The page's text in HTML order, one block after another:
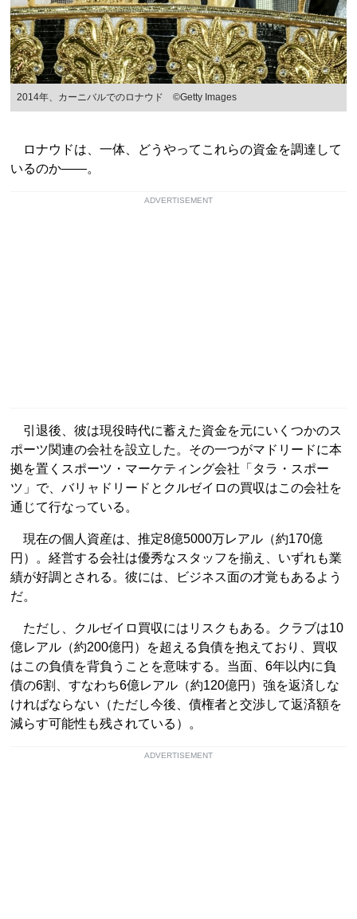
2014年、カーニバルでのロナウド ©Getty Images
ロナウドは、一体、どうやってこれらの資金を調達して
いるのか――。
ADVERTISEMENT
引退後、彼は現役時代に蓄えた資金を元にいくつかのス
ポーツ関連の会社を設立した。その一つがマドリードに本
拠を置くスポーツ・マーケティング会社「タラ・スポー
ツ」で、バリャドリードとクルゼイロの買収はこの会社を
通じて行なっている。
現在の個人資産は、推定8億5000万レアル（約170億
円）。経営する会社は優秀なスタッフを揃え、いずれも業
績が好調とされる。彼には、ビジネス面の才覚もあるよう
だ。
ただし、クルゼイロ買収にはリスクもある。クラブは10
億レアル（約200億円）を超える負債を抱えており、買収
はこの負債を背負うことを意味する。当面、6年以内に負
債の6割、すなわち6億レアル（約120億円）強を返済しな
ければならない（ただし今後、債権者と交渉して返済額を
減らす可能性も残されている）。
ADVERTISEMENT